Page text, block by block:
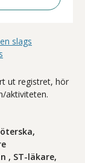
slags
ut registret, hör
aktiviteten.
, ST-läkare,